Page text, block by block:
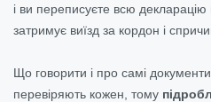
і ви переписуєте всю
затримує виїзд за кордон і
Що говорити і про самі
перевіряють кожен, тому